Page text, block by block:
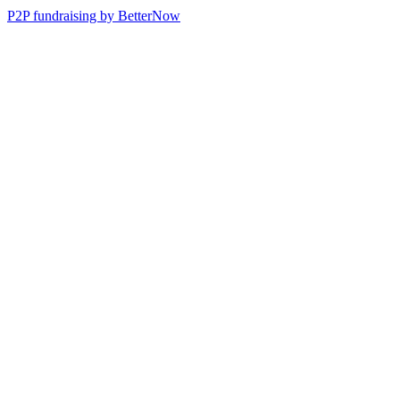
P2P fundraising by BetterNow